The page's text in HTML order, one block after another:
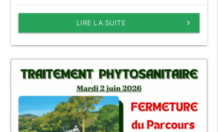
keyboard_arrow_right
LIRE LA SUITE